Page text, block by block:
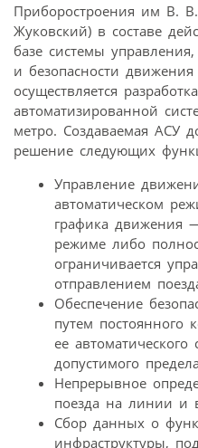
Приборостроения им В.
Жуковский) в составе
базе системы
и безопасности
осуществляется
автоматизированной
метро. Создаваемая АСУ
решение следующих
Управление
автоматическом
графика движения
режиме либо
ограничивается
отправлением
Обеспечение
путем постоянного
ее
допустимого
Непрерывное
поезда на линии и
Сбор данных о
инфраструктуры,